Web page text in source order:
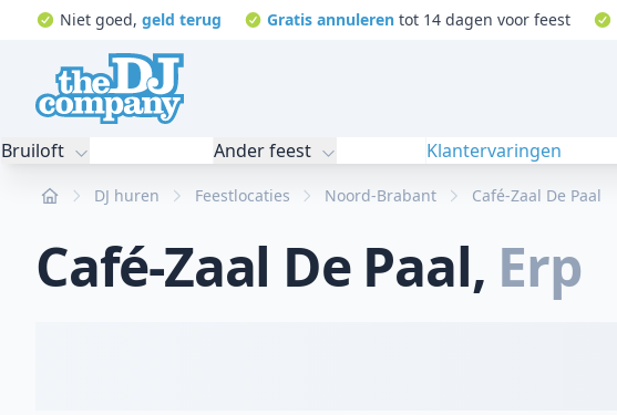
Niet goed, geld terug Gratis annuleren tot 14 dagen voor feest
Bruiloft Ander feest Klantervaringen
Home DJ huren Feestlocaties Noord-Brabant Café-Zaal De Paal
Café-Zaal De Paal, Erp